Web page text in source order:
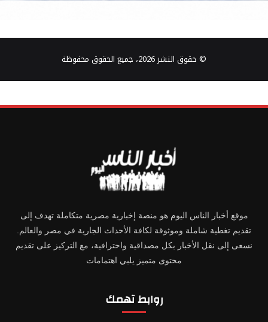
© حقوق النشر 2026، جميع الحقوق محفوظة
موقع أخبار الناس اليوم هو منصة إخبارية مصرية متكاملة تهدف إلى
تقديم تغطية شاملة وموثوقة لكافة الأحداث الجارية في مصر والعالم.
نسعى إلى نقل الأخبار بكل مصداقية واحترافية، مع التركيز على تقديم
محتوى متميز يلبي اهتمامات
روابط تهمك